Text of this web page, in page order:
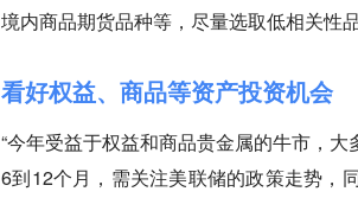
境内商品期货品种等，尽量选取低相关性
看好权益、商品等资产投资机会
“今年受益于权益和商品贵金属的牛市，
6到12个月，需关注美联储的政策走势，